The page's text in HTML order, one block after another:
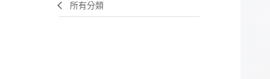
所有分類